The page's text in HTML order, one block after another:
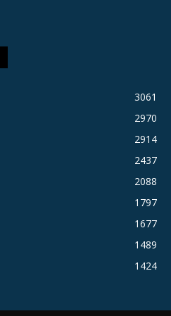
3061
2970
2914
2437
2088
1797
1677
1489
1424